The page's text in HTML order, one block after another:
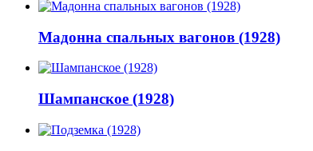
Мадонна спальных вагонов (1928)
Шампанское (1928)